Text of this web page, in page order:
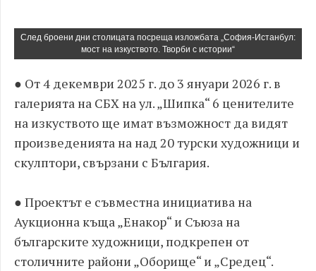
След броени дни столицата посреща изложбата „София-Истанбул:
мост на изкуството. Творби с истории“
● От 4 декември 2025 г. до 3 януари 2026 г. в
галерията на СБХ на ул. „Шипка“ 6 ценителите
на изкуството ще имат възможност да видят
произведенията на над 20 турски художници и
скулптори, свързани с България.
● Проектът е съвместна инициатива на
Аукционна къща „Енакор“ и Съюза на
българските художници, подкрепен от
столичните райони „Оборище“ и „Средец“.